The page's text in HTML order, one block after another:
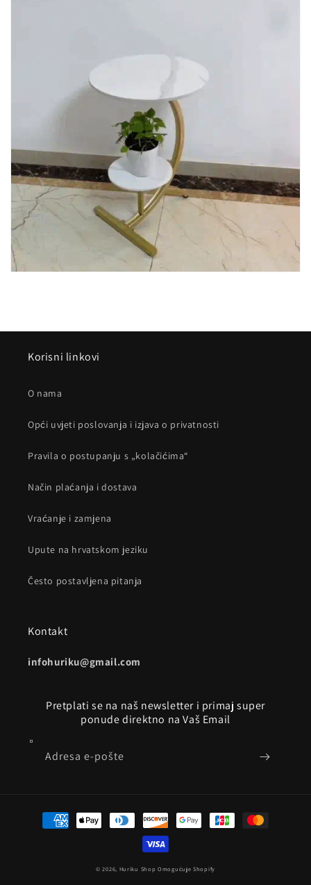
Korisni linkovi
O nama
Opći uvjeti poslovanja i izjava o privatnosti
Pravila o postupanju s „kolačićima“
Način plaćanja i dostava
Vraćanje i zamjena
Upute na hrvatskom jeziku
Često postavljena pitanja
Kontakt
infohuriku@gmail.com
Pretplati se na naš newsletter i primaj super
ponude direktno na Vaš Email
Adresa e-pošte
Načini
plaćanja
© 2026, Huriku Shop Omogućuje Shopify